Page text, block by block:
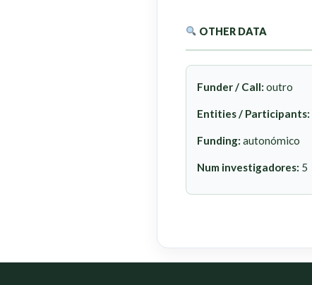
OTHER DATA
Funder / Call: outro
Entities / Participants:
Funding: autonómico
Num investigadores: 5